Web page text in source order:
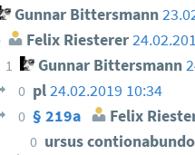
Gunnar Bittersmann
Felix Riesterer
1 Gunnar Bittersmann
0 pl24.02.2019 10:34
0 § 219a Felix
0 ursus